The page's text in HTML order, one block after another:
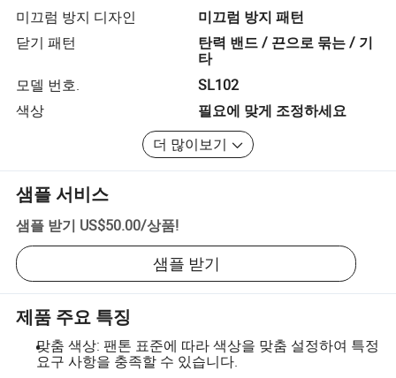
미끄럼 방지 디자인
미끄럼 방지 패턴
닫기 패턴
탄력 밴드 / 끈으로 묶는 / 기
타
모델 번호.
SL102
색상
필요에 맞게 조정하세요
더 많이보기
샘플 서비스
샘플 받기 US$50.00/상품!
샘플 받기
제품 주요 특징
맞춤 색상: 팬톤 표준에 따라 색상을 맞춤 설정하여 특정
요구 사항을 충족할 수 있습니다.